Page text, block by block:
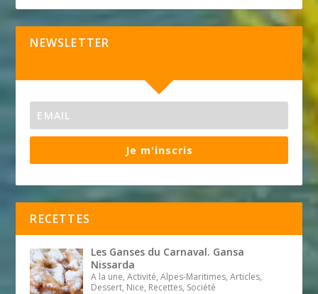
NEWSLETTER
Je m'inscris
RECETTES
Les Ganses du Carnaval. Gansa
Nissarda
A la une, Activité, Alpes-Maritimes, Articles,
Dessert, Nice, Recettes, Société